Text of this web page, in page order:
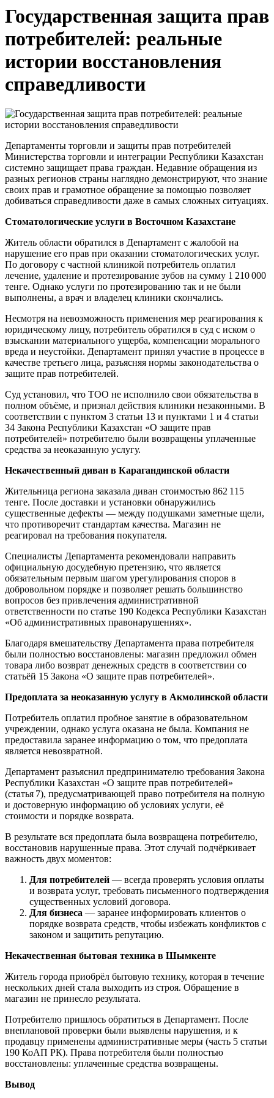
Государственная защита прав
потребителей: реальные
истории восстановления
справедливости
Департаменты торговли и защиты прав потребителей
Министерства торговли и интеграции Республики Казахстан
системно защищает права граждан. Недавние обращения из
разных регионов страны наглядно демонстрируют, что знание
своих прав и грамотное обращение за помощью позволяет
добиваться справедливости даже в самых сложных ситуациях.
Стоматологические услуги в Восточном Казахстане
Житель области обратился в Департамент с жалобой на
нарушение его прав при оказании стоматологических услуг.
По договору с частной клиникой потребитель оплатил
лечение, удаление и протезирование зубов на сумму 1 210 000
тенге. Однако услуги по протезированию так и не были
выполнены, а врач и владелец клиники скончались.
Несмотря на невозможность применения мер реагирования к
юридическому лицу, потребитель обратился в суд с иском о
взыскании материального ущерба, компенсации морального
вреда и неустойки. Департамент принял участие в процессе в
качестве третьего лица, разъясняя нормы законодательства о
защите прав потребителей.
Суд установил, что ТОО не исполнило свои обязательства в
полном объёме, и признал действия клиники незаконными. В
соответствии с пунктом 3 статьи 13 и пунктами 1 и 4 статьи
34 Закона Республики Казахстан «О защите прав
потребителей» потребителю были возвращены уплаченные
средства за неоказанную услугу.
Некачественный диван в Карагандинской области
Жительница региона заказала диван стоимостью 862 115
тенге. После доставки и установки обнаружились
существенные дефекты — между подушками заметные щели,
что противоречит стандартам качества. Магазин не
реагировал на требования покупателя.
Специалисты Департамента рекомендовали направить
официальную досудебную претензию, что является
обязательным первым шагом урегулирования споров в
добровольном порядке и позволяет решать большинство
вопросов без привлечения административной
ответственности по статье 190 Кодекса Республики Казахстан
«Об административных правонарушениях».
Благодаря вмешательству Департамента права потребителя
были полностью восстановлены: магазин предложил обмен
товара либо возврат денежных средств в соответствии со
статьёй 15 Закона «О защите прав потребителей».
Предоплата за неоказанную услугу в Акмолинской области
Потребитель оплатил пробное занятие в образовательном
учреждении, однако услуга оказана не была. Компания не
предоставила заранее информацию о том, что предоплата
является невозвратной.
Департамент разъяснил предпринимателю требования Закона
Республики Казахстан «О защите прав потребителей»
(статья 7), предусматривающей право потребителя на полную
и достоверную информацию об условиях услуги, её
стоимости и порядке возврата.
В результате вся предоплата была возвращена потребителю,
восстановив нарушенные права. Этот случай подчёркивает
важность двух моментов:
Для потребителей — всегда проверять условия оплаты
и возврата услуг, требовать письменного подтверждения
существенных условий договора.
Для бизнеса — заранее информировать клиентов о
порядке возврата средств, чтобы избежать конфликтов с
законом и защитить репутацию.
Некачественная бытовая техника в Шымкенте
Житель города приобрёл бытовую технику, которая в течение
нескольких дней стала выходить из строя. Обращение в
магазин не принесло результата.
Потребителю пришлось обратиться в Департамент. После
внеплановой проверки были выявлены нарушения, и к
продавцу применены административные меры (часть 5 статьи
190 КоАП РК). Права потребителя были полностью
восстановлены: уплаченные средства возвращены.
Вывод